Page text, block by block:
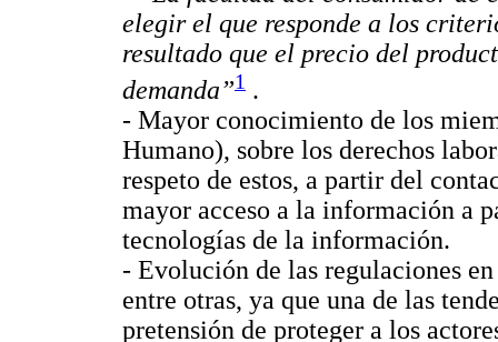
elegir el que responde a los
resultado que el precio del
demanda”1 .
- Mayor conocimiento de los
Humano), sobre los derechos
respeto de estos, a partir del
mayor acceso a la información a
tecnologías de la información.
- Evolución de las regulaciones
entre otras, ya que una de las
pretensión de proteger a los